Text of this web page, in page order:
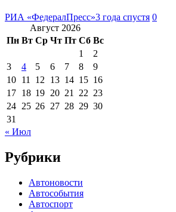
РИА «ФедералПресс»3 года спустя 0
Август 2026
Пн Вт Ср Чт Пт Сб Вс
1
2
3
4 5 6 7 8
9
10 11 12 13 14 15 16
17 18 19 20 21 22 23
24 25 26 27 28 29 30
31
« Июл
Рубрики
Автоновости
Автособытия
Автоспорт